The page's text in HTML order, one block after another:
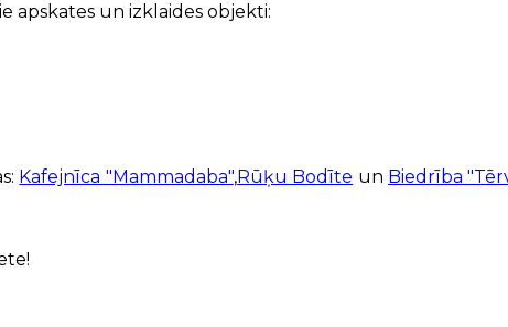
apskates un izklaides objekti:
Kafejnīca "Mammadaba",Rūķu Bodīte un Biedrība